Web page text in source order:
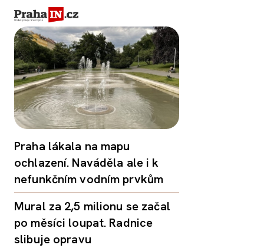
Praha lákala na mapu
ochlazení. Naváděla ale i k
nefunkčním vodním prvkům
Mural za 2,5 milionu se začal
po měsíci loupat. Radnice
slibuje opravu